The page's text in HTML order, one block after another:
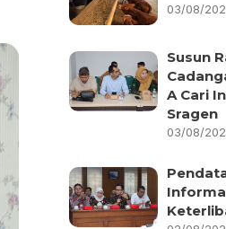
03/08/
Susun
A Cari
Sragen
03/08/